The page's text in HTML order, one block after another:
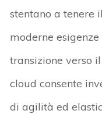
stentano a tenere
moderne
transizione verso
cloud consente
di agilità ed